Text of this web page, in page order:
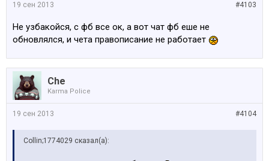
#4103
19 сен 2013
Не узбакойся, с фб все ок, а вот чат фб еше не
обновлялся, и чета правописание не работает
Che
Karma Police
#4104
19 сен 2013
Collin;1774029 сказал(а):